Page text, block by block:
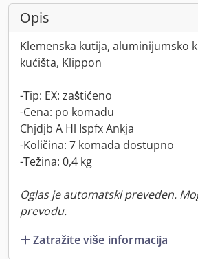
Opis
Klemenska kutija, aluminijumsko
kućišta, Klippon
-Tip: EX: zaštićeno
-Cena: po komadu
Chjdjb A Hl Ispfx Ankja
-Količina: 7 komada dostupno
-Težina: 0,4 kg
Oglas je automatski preveden.
prevodu.
Zatražite više informacija